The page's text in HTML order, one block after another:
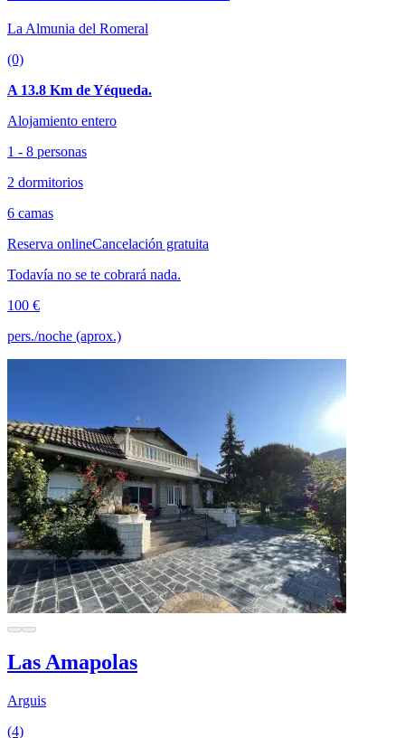
La Almunia del Romeral
(0)
A 13.8 Km de Yéqueda.
Alojamiento entero
1 - 8 personas
2 dormitorios
6 camas
Reserva onlineCancelación gratuita
Todavía no se te cobrará nada.
100 €
pers./noche (aprox.)
Las Amapolas
Arguis
(4)